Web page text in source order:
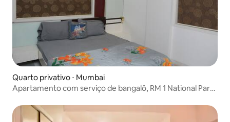
Quarto privativo ⋅ Mumbai
Apartamento com serviço de bangalô, RM 1 National Park,